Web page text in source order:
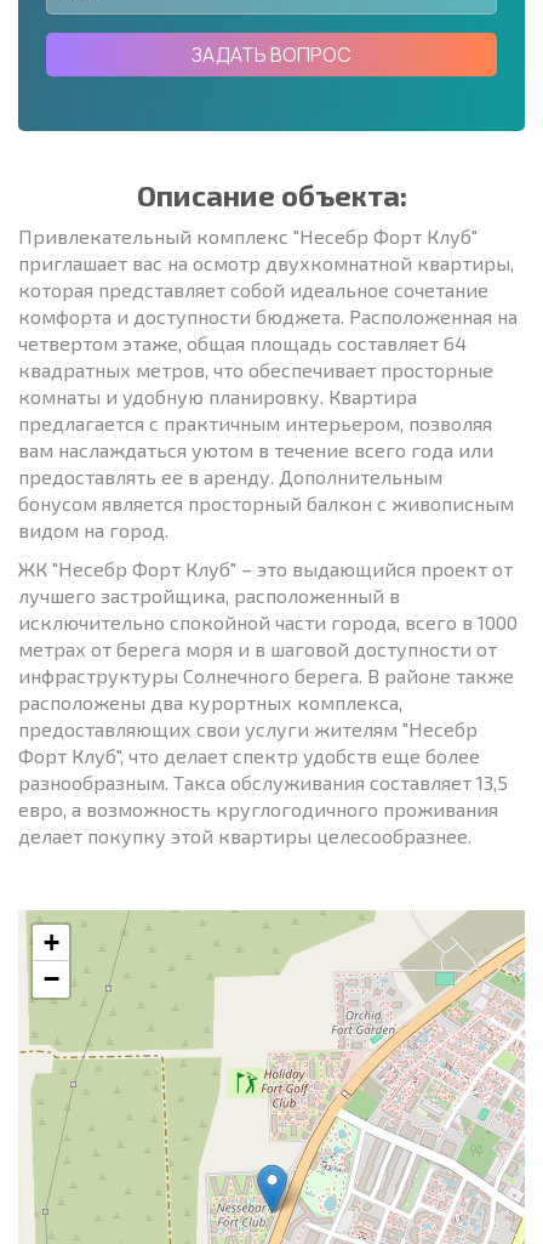
ЗАДАТЬ ВОПРОС
Описание объекта:
Привлекательный комплекс "Несебр Форт Клуб"
приглашает вас на осмотр двухкомнатной квартиры,
которая представляет собой идеальное сочетание
комфорта и доступности бюджета. Расположенная на
четвертом этаже, общая площадь составляет 64
квадратных метров, что обеспечивает просторные
комнаты и удобную планировку. Квартира
предлагается с практичным интерьером, позволяя
вам наслаждаться уютом в течение всего года или
предоставлять ее в аренду. Дополнительным
бонусом является просторный балкон с живописным
видом на город.
ЖК "Несебр Форт Клуб" – это выдающийся проект от
лучшего застройщика, расположенный в
исключительно спокойной части города, всего в 1000
метрах от берега моря и в шаговой доступности от
инфраструктуры Солнечного берега. В районе также
расположены два курортных комплекса,
предоставляющих свои услуги жителям "Несебр
Форт Клуб", что делает спектр удобств еще более
разнообразным. Такса обслуживания составляет 13,5
евро, а возможность круглогодичного проживания
делает покупку этой квартиры целесообразнее.
+
−